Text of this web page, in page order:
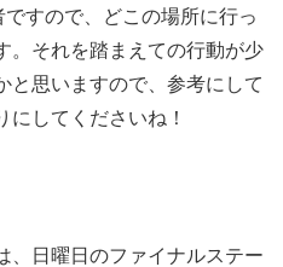
すので、どこの場所に行っ
。それを踏まえての行動が少
と思いますので、参考にして
にしてくださいね！
、日曜日のファイナルステー